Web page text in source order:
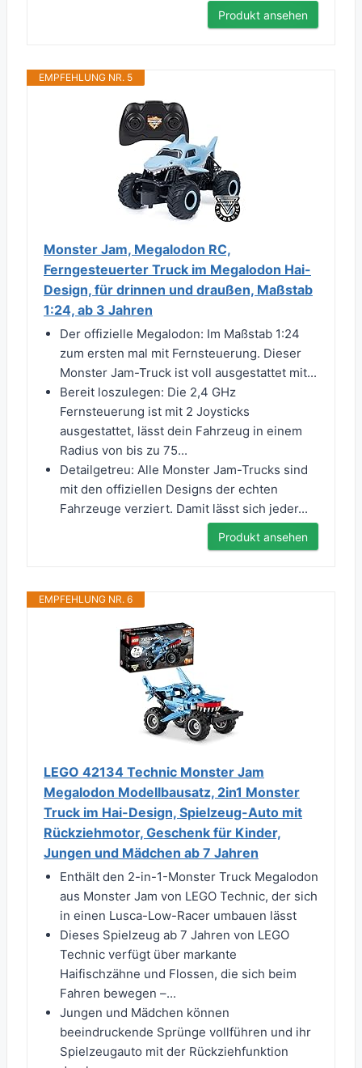
Produkt ansehen
EMPFEHLUNG NR. 5
Monster Jam, Megalodon RC,
Ferngesteuerter Truck im Megalodon Hai-
Design, für drinnen und draußen, Maßstab
1:24, ab 3 Jahren
Der offizielle Megalodon: Im Maßstab 1:24
zum ersten mal mit Fernsteuerung. Dieser
Monster Jam-Truck ist voll ausgestattet mit...
Bereit loszulegen: Die 2,4 GHz
Fernsteuerung ist mit 2 Joysticks
ausgestattet, lässt dein Fahrzeug in einem
Radius von bis zu 75...
Detailgetreu: Alle Monster Jam-Trucks sind
mit den offiziellen Designs der echten
Fahrzeuge verziert. Damit lässt sich jeder...
Produkt ansehen
EMPFEHLUNG NR. 6
LEGO 42134 Technic Monster Jam
Megalodon Modellbausatz, 2in1 Monster
Truck im Hai-Design, Spielzeug-Auto mit
Rückziehmotor, Geschenk für Kinder,
Jungen und Mädchen ab 7 Jahren
Enthält den 2-in-1-Monster Truck Megalodon
aus Monster Jam von LEGO Technic, der sich
in einen Lusca-Low-Racer umbauen lässt
Dieses Spielzeug ab 7 Jahren von LEGO
Technic verfügt über markante
Haifischzähne und Flossen, die sich beim
Fahren bewegen –...
Jungen und Mädchen können
beeindruckende Sprünge vollführen und ihr
Spielzeugauto mit der Rückziehfunktion